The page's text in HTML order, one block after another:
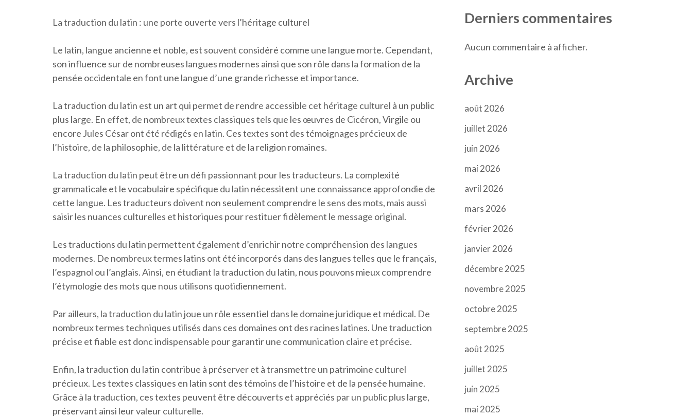
La traduction du latin : une porte ouverte vers l’héritage culturel
Le latin, langue ancienne et noble, est souvent considéré comme une langue morte. Cependant,
son influence sur de nombreuses langues modernes ainsi que son rôle dans la formation de la
pensée occidentale en font une langue d’une grande richesse et importance.
La traduction du latin est un art qui permet de rendre accessible cet héritage culturel à un public
plus large. En effet, de nombreux textes classiques tels que les œuvres de Cicéron, Virgile ou
encore Jules César ont été rédigés en latin. Ces textes sont des témoignages précieux de
l’histoire, de la philosophie, de la littérature et de la religion romaines.
La traduction du latin peut être un défi passionnant pour les traducteurs. La complexité
grammaticale et le vocabulaire spécifique du latin nécessitent une connaissance approfondie de
cette langue. Les traducteurs doivent non seulement comprendre le sens des mots, mais aussi
saisir les nuances culturelles et historiques pour restituer fidèlement le message original.
Les traductions du latin permettent également d’enrichir notre compréhension des langues
modernes. De nombreux termes latins ont été incorporés dans des langues telles que le français,
l’espagnol ou l’anglais. Ainsi, en étudiant la traduction du latin, nous pouvons mieux comprendre
l’étymologie des mots que nous utilisons quotidiennement.
Par ailleurs, la traduction du latin joue un rôle essentiel dans le domaine juridique et médical. De
nombreux termes techniques utilisés dans ces domaines ont des racines latines. Une traduction
précise et fiable est donc indispensable pour garantir une communication claire et précise.
Enfin, la traduction du latin contribue à préserver et à transmettre un patrimoine culturel
précieux. Les textes classiques en latin sont des témoins de l’histoire et de la pensée humaine.
Grâce à la traduction, ces textes peuvent être découverts et appréciés par un public plus large,
préservant ainsi leur valeur culturelle.
Derniers commentaires
Aucun commentaire à afficher.
Archive
août 2026
juillet 2026
juin 2026
mai 2026
avril 2026
mars 2026
février 2026
janvier 2026
décembre 2025
novembre 2025
octobre 2025
septembre 2025
août 2025
juillet 2025
juin 2025
mai 2025